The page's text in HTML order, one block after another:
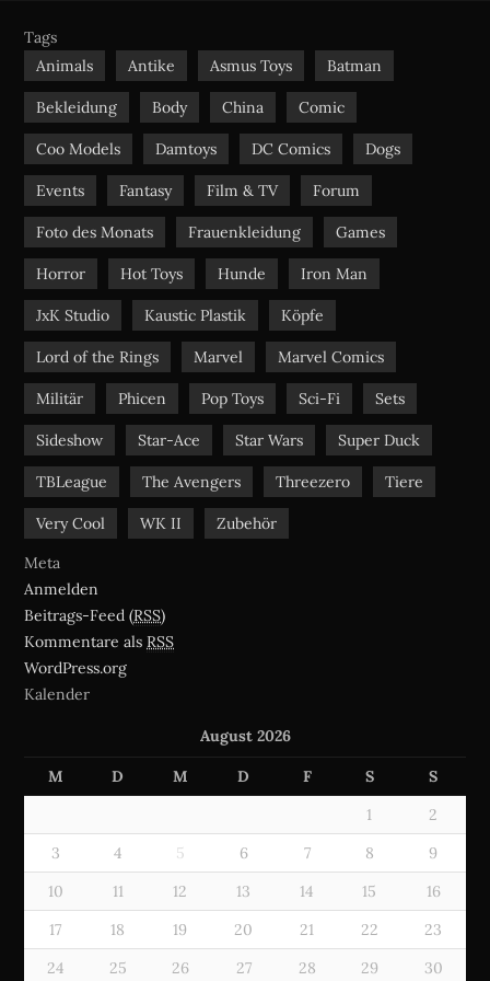
o
k
e
r
m
Tags
Animals
Antike Asmus Toys Batman
Bekleidung Body China Comic
Coo Models Damtoys DC Comics Dogs
Events Fantasy Film & TV Forum
Foto des Monats Frauenkleidung Games
Horror Hot Toys Hunde Iron Man
JxK Studio Kaustic Plastik Köpfe
Lord of the Rings Marvel Marvel Comics
Militär Phicen Pop Toys Sci-Fi Sets
Sideshow Star-Ace Star Wars Super Duck
TBLeague The Avengers Threezero Tiere
Very Cool WK II
Zubehör
Meta
Anmelden
Beitrags-Feed (RSS)
Kommentare als RSS
WordPress.org
Kalender
August 2026
M D M D F S S
1
2
3
4 5 6 7 8
9
10
11 12 13 14 15
16
17
18 19 20 21 22
23
24
25 26 27 28 29
30